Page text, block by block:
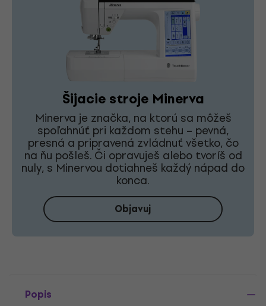
Šijacie stroje Minerva
Minerva je značka, na ktorú sa môžeš
spoľahnúť pri každom stehu – pevná,
presná a pripravená zvládnuť všetko, čo
na ňu pošleš. Či opravuješ alebo tvoríš od
nuly, s Minervou dotiahneš každý nápad do
konca.
Objavuj
Popis